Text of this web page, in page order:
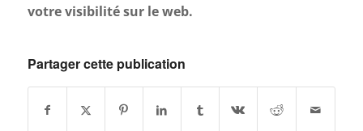
votre visibilité sur le web.
Partager cette publication